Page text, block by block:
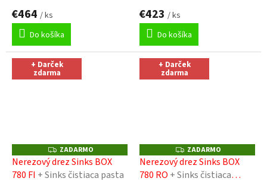
€464 / ks
Do košíka
€423 / ks
Do košíka
+ Darček
zdarma
Z
A
D
A
ZADARMO
Nerezový drez Sinks BOX
780 FI + Sinks čistiaca pasta
+ Darček
zdarma
Z
A
D
A
ZADARMO
Nerezový drez Sinks BOX
780 RO + Sinks čistiaca